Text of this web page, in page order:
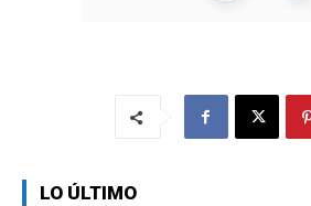
LO ÚLTIMO